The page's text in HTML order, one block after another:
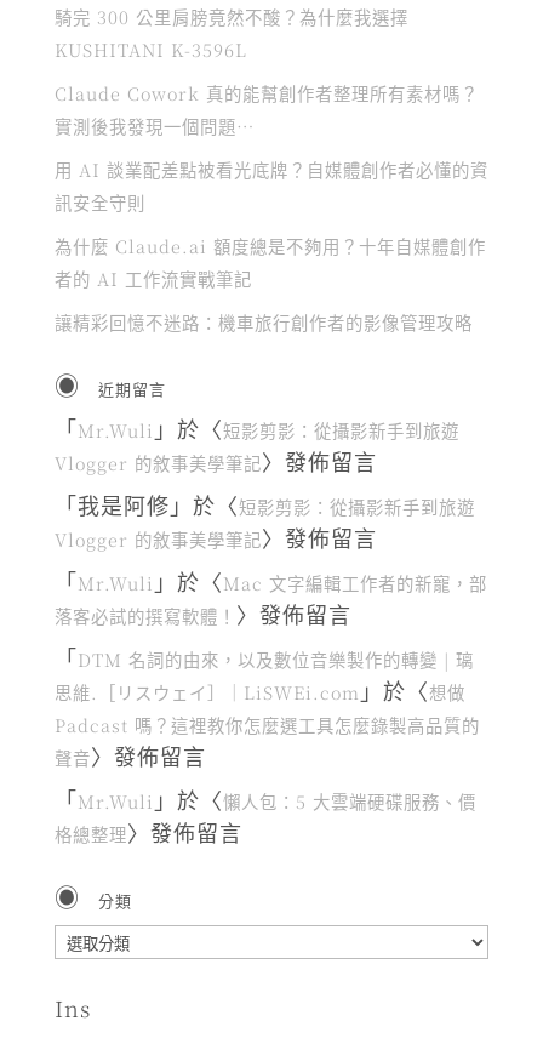
騎完 300 公里肩膀竟然不酸？為什麼我選擇
KUSHITANI K-3596L
Claude Cowork 真的能幫創作者整理所有素材嗎？
實測後我發現一個問題…
用 AI 談業配差點被看光底牌？自媒體創作者必懂的資
訊安全守則
為什麼 Claude.ai 額度總是不夠用？十年自媒體創作
者的 AI 工作流實戰筆記
讓精彩回憶不迷路：機車旅行創作者的影像管理攻略
近期留言
「Mr.Wuli 」於〈短影剪影：從攝影新手到旅遊
Vlogger 的敘事美學筆記〉發佈留言
「我是阿修 」於〈短影剪影：從攝影新手到旅遊
Vlogger 的敘事美學筆記〉發佈留言
「Mr.Wuli 」於〈Mac 文字編輯工作者的新寵，部
落客必試的撰寫軟體！ 〉發佈留言
「DTM 名詞的由來，以及數位音樂製作的轉變 | 璃
思維.［リスウェイ］｜LiSWEi.com 」於〈想做
Padcast 嗎？這裡教你怎麼選工具怎麼錄製高品質的
聲音〉發佈留言
「Mr.Wuli 」於〈懶人包：5 大雲端硬碟服務、價
格總整理〉發佈留言
分類
分
Ins